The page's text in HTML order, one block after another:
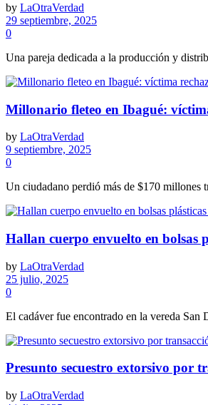
by LaOtraVerdad
29 septiembre, 2025
0
Una pareja dedicada a la producción y
Millonario fleteo en Ibagué:
by LaOtraVerdad
9 septiembre, 2025
0
Un ciudadano perdió más de $170 millones
Hallan cuerpo envuelto en bolsas
by LaOtraVerdad
25 julio, 2025
0
El cadáver fue encontrado en la vereda San
Presunto secuestro extorsivo por
by LaOtraVerdad